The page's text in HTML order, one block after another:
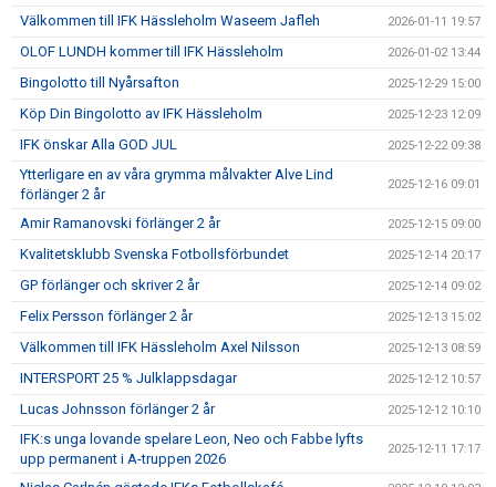
Välkommen till IFK Hässleholm Waseem Jafleh 2026-01-11 19:57
OLOF LUNDH kommer till IFK Hässleholm 2026-01-02 13:44
Bingolotto till Nyårsafton 2025-12-29 15:00
Köp Din Bingolotto av IFK Hässleholm 2025-12-23 12:09
IFK önskar Alla GOD JUL 2025-12-22 09:38
Ytterligare en av våra grymma målvakter Alve Lind
förlänger 2 år
2025-12-16 09:01
Amir Ramanovski förlänger 2 år 2025-12-15 09:00
Kvalitetsklubb Svenska Fotbollsförbundet 2025-12-14 20:17
GP förlänger och skriver 2 år 2025-12-14 09:02
Felix Persson förlänger 2 år 2025-12-13 15:02
Välkommen till IFK Hässleholm Axel Nilsson 2025-12-13 08:59
INTERSPORT 25 % Julklappsdagar 2025-12-12 10:57
Lucas Johnsson förlänger 2 år 2025-12-12 10:10
IFK:s unga lovande spelare Leon, Neo och Fabbe lyfts
upp permanent i A-truppen 2026
2025-12-11 17:17